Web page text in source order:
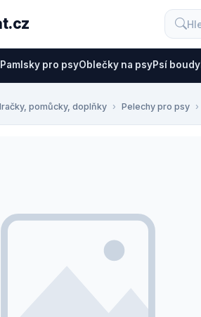
Pamlsky pro psyOblečky na psyPsí boudy
pomůcky, doplňky Pelechy pro psy